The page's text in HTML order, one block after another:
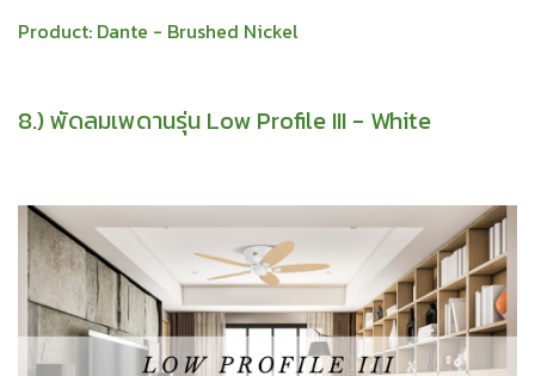
Product: Dante - Brushed Nickel
8.) พัดลมเพดานรุ่น Low Profile III - White